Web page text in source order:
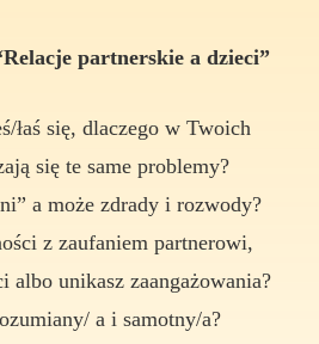
partnerskie a dzieci”
łaś się, dlaczego w Twoich
się te same problemy?
a może zdrady i rozwody?
z zaufaniem partnerowi,
albo unikasz zaangażowania?
a i samotny/a?